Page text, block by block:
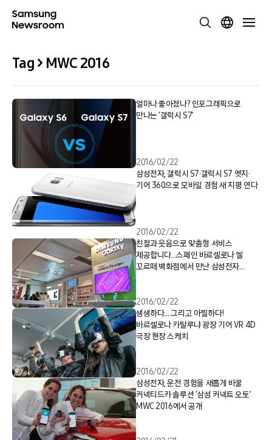
Tag > MWC 2016
얼마나 좋아졌나? 인포그래픽으로
만나는 ‘갤럭시 S7’
2016/02/22
삼성전자, 갤럭시 S7·갤럭시 S7 엣지·
기어 360으로 모바일 경험 새 지평 연다
2016/02/22
친절과 웃음으로 맞춤형 서비스
제공합니다…스페인 바르셀로나 엘
꼬르떼 백화점에서 만난 삼성전자
2016/02/22
생생하다… 그리고 아찔하다!
바르셀로나 카탈루냐 광장 기어 VR 4D
극장 현장 스케치
2016/02/22
삼성전자, 운전 경험을 새롭게 바꿀
커넥티드카 솔루션 ‘삼성 커넥트 오토’
MWC 2016에서 공개